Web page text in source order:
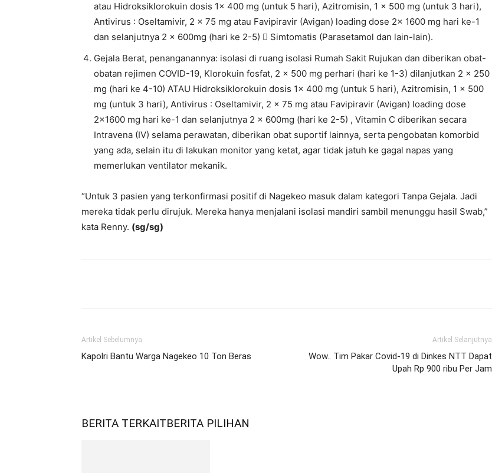
atau Hidroksiklorokuin dosis 1x 400 mg (untuk 5 hari), Azitromisin, 1 x 500 mg (untuk 3 hari),
Antivirus : Oseltamivir, 2 x 75 mg atau Favipiravir (Avigan) loading dose 2x 1600 mg hari ke-1
dan selanjutnya 2 x 600mg (hari ke 2-5)  Simtomatis (Parasetamol dan lain-lain).
Gejala Berat, penanganannya: isolasi di ruang isolasi Rumah Sakit Rujukan dan diberikan obat-
obatan rejimen COVID-19, Klorokuin fosfat, 2 x 500 mg perhari (hari ke 1-3) dilanjutkan 2 x 250
mg (hari ke 4-10) ATAU Hidroksiklorokuin dosis 1x 400 mg (untuk 5 hari), Azitromisin, 1 x 500
mg (untuk 3 hari), Antivirus : Oseltamivir, 2 x 75 mg atau Favipiravir (Avigan) loading dose
2×1600 mg hari ke-1 dan selanjutnya 2 x 600mg (hari ke 2-5) , Vitamin C diberikan secara
Intravena (IV) selama perawatan, diberikan obat suportif lainnya, serta pengobatan komorbid
yang ada, selain itu di lakukan monitor yang ketat, agar tidak jatuh ke gagal napas yang
memerlukan ventilator mekanik.
“Untuk 3 pasien yang terkonfirmasi positif di Nagekeo masuk dalam kategori Tanpa Gejala. Jadi
mereka tidak perlu dirujuk. Mereka hanya menjalani isolasi mandiri sambil menunggu hasil Swab,”
kata Renny. (sg/sg)
Artikel Sebelumnya
Kapolri Bantu Warga Nagekeo 10 Ton Beras
Artikel Selanjutnya
Wow.. Tim Pakar Covid-19 di Dinkes NTT Dapat
Upah Rp 900 ribu Per Jam
BERITA TERKAITBERITA PILIHAN